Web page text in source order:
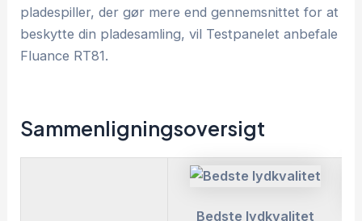
pladespiller, der gør mere end gennemsnittet for at
beskytte din pladesamling, vil Testpanelet anbefale
Fluance RT81.
Sammenligningsoversigt
Bedste lydkvalitet